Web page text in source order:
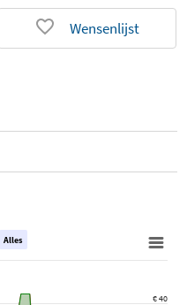
Wensenlijst
€ 40
Alles